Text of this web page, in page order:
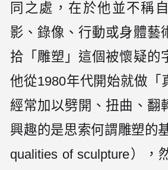
同之處，在於他並不稱
影、錄像、行動或身體藝
拾「雕塑」這個被懷疑的
他從1980年代開始就做「
經常加以劈開、扭曲、翻
興趣的是思索何謂雕塑的
qualities of sculpture），